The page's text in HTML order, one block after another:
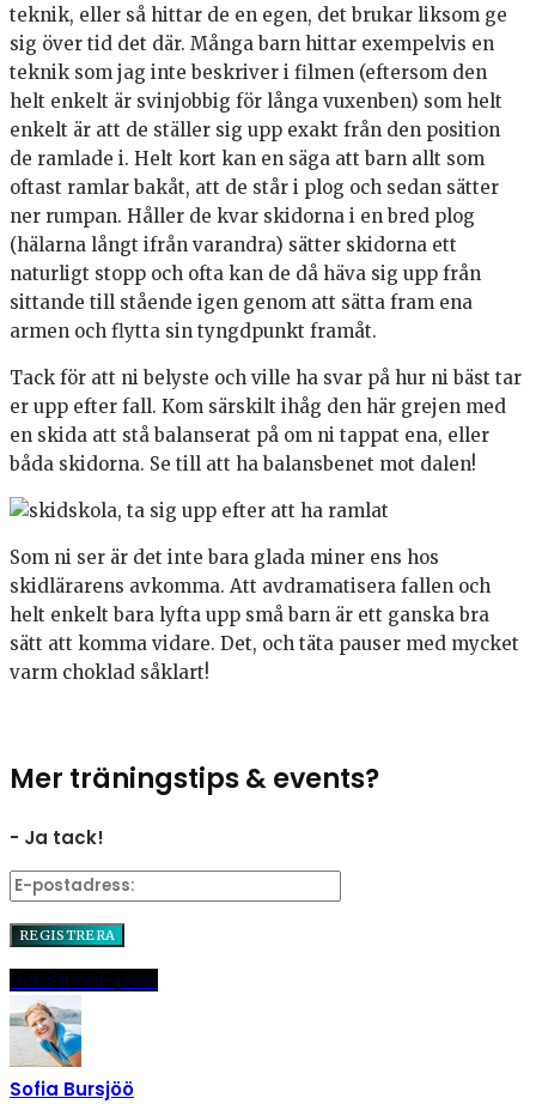
teknik, eller så hittar de en egen, det brukar liksom ge
sig över tid det där. Många barn hittar exempelvis en
teknik som jag inte beskriver i filmen (eftersom den
helt enkelt är svinjobbig för långa vuxenben) som helt
enkelt är att de ställer sig upp exakt från den position
de ramlade i. Helt kort kan en säga att barn allt som
oftast ramlar bakåt, att de står i plog och sedan sätter
ner rumpan. Håller de kvar skidorna i en bred plog
(hälarna långt ifrån varandra) sätter skidorna ett
naturligt stopp och ofta kan de då häva sig upp från
sittande till stående igen genom att sätta fram ena
armen och flytta sin tyngdpunkt framåt.
Tack för att ni belyste och ville ha svar på hur ni bäst tar
er upp efter fall. Kom särskilt ihåg den här grejen med
en skida att stå balanserat på om ni tappat ena, eller
båda skidorna. Se till att ha balansbenet mot dalen!
Som ni ser är det inte bara glada miner ens hos
skidlärarens avkomma. Att avdramatisera fallen och
helt enkelt bara lyfta upp små barn är ett ganska bra
sätt att komma vidare. Det, och täta pauser med mycket
varm choklad såklart!
Mer träningstips & events?
- Ja tack!
DelaPinnaE-post
Sofia Bursjöö